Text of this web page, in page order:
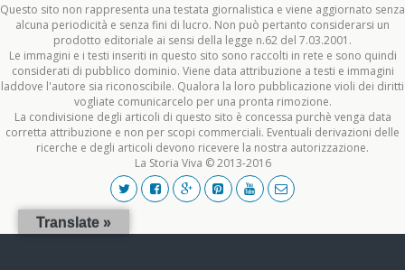
Questo sito non rappresenta una testata giornalistica e viene aggiornato senza
alcuna periodicità e senza fini di lucro. Non può pertanto considerarsi un
prodotto editoriale ai sensi della legge n.62 del 7.03.2001.
Le immagini e i testi inseriti in questo sito sono raccolti in rete e sono quindi
considerati di pubblico dominio. Viene data attribuzione a testi e immagini
laddove l'autore sia riconoscibile. Qualora la loro pubblicazione violi dei diritti
vogliate comunicarcelo per una pronta rimozione.
La condivisione degli articoli di questo sito è concessa purchè venga data
corretta attribuzione e non per scopi commerciali. Eventuali derivazioni delle
ricerche e degli articoli devono ricevere la nostra autorizzazione.
La Storia Viva © 2013-2016
Translate »